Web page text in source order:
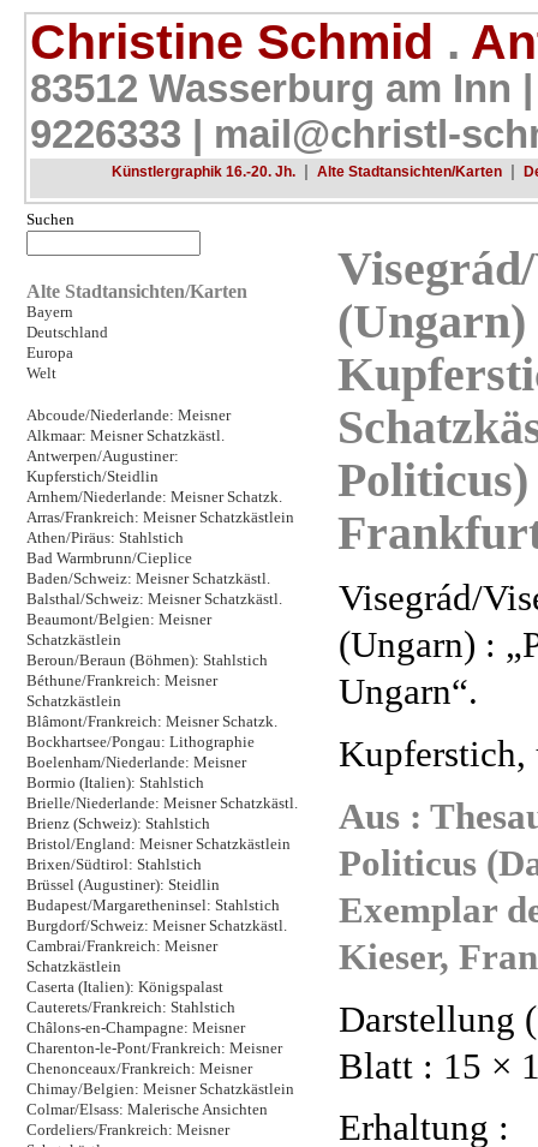
Christine Schmid .
83512 Wasserburg am Inn
9226333 | mail@christl-
Künstlergraphik 16.-20. Jh. | Alte Stadtansichten/Karten |
Suchen
Alte Stadtansichten/Karten
Bayern
Deutschland
Europa
Welt
Abcoude/Niederlande: Meisner
Alkmaar: Meisner Schatzkästl.
Antwerpen/Augustiner:
Kupferstich/Steidlin
Arnhem/Niederlande: Meisner Schatzk.
Arras/Frankreich: Meisner Schatzkästlein
Athen/Piräus: Stahlstich
Bad Warmbrunn/Cieplice
Baden/Schweiz: Meisner Schatzkästl.
Balsthal/Schweiz: Meisner Schatzkästl.
Beaumont/Belgien: Meisner
Schatzkästlein
Beroun/Beraun (Böhmen): Stahlstich
Béthune/Frankreich: Meisner
Schatzkästlein
Blâmont/Frankreich: Meisner Schatzk.
Bockhartsee/Pongau: Lithographie
Boelenham/Niederlande: Meisner
Bormio (Italien): Stahlstich
Brielle/Niederlande: Meisner Schatzkästl.
Brienz (Schweiz): Stahlstich
Bristol/England: Meisner Schatzkästlein
Brixen/Südtirol: Stahlstich
Brüssel (Augustiner): Steidlin
Budapest/Margaretheninsel: Stahlstich
Burgdorf/Schweiz: Meisner Schatzkästl.
Cambrai/Frankreich: Meisner
Schatzkästlein
Caserta (Italien): Königspalast
Cauterets/Frankreich: Stahlstich
Châlons-en-Champagne: Meisner
Charenton-le-Pont/Frankreich: Meisner
Chenonceaux/Frankreich: Meisner
Chimay/Belgien: Meisner Schatzkästlein
Colmar/Elsass: Malerische Ansichten
Cordeliers/Frankreich: Meisner
Visegrád/
(Ungarn) :
Ungarn“.
Kupferstich,
Aus :
Politicus
Exemplar
Kieser,
Darstellung
Blatt : 15 ×
Erhaltung :